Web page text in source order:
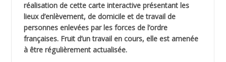
réalisation de cette carte interactive présentant les
lieux d’enlèvement, de domicile et de travail de
personnes enlevées par les forces de l’ordre
françaises. Fruit d’un travail en cours, elle est amenée
à être régulièrement actualisée.